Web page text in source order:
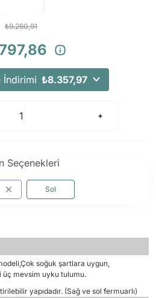
₺9.260,91
İndirimi ₺8.357,97
Seçenekleri
Sol
soğuk şartlara uygun,
üç mevsim uyku tulumu.
yapıdadır. (Sağ ve sol fermuarlı)